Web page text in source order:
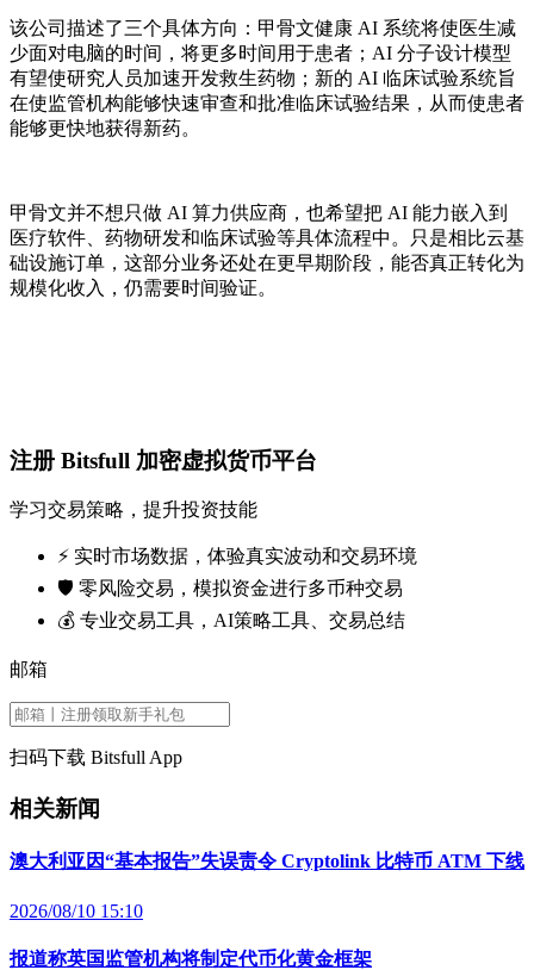
该公司描述了三个具体方向：甲骨文健康 AI 系统将使医生减
少面对电脑的时间，将更多时间用于患者；AI 分子设计模型
有望使研究人员加速开发救生药物；新的 AI 临床试验系统旨
在使监管机构能够快速审查和批准临床试验结果，从而使患者
能够更快地获得新药。
甲骨文并不想只做 AI 算力供应商，也希望把 AI 能力嵌入到
医疗软件、药物研发和临床试验等具体流程中。只是相比云基
础设施订单，这部分业务还处在更早期阶段，能否真正转化为
规模化收入，仍需要时间验证。
注册 Bitsfull 加密虚拟货币平台
学习交易策略，提升投资技能
⚡️ 实时市场数据，体验真实波动和交易环境
🛡️ 零风险交易，模拟资金进行多币种交易
💰 专业交易工具，AI策略工具、交易总结
邮箱
扫码下载 Bitsfull App
相关新闻
澳大利亚因“基本报告”失误责令 Cryptolink 比特币 ATM 下线
2026/08/10 15:10
报道称英国监管机构将制定代币化黄金框架